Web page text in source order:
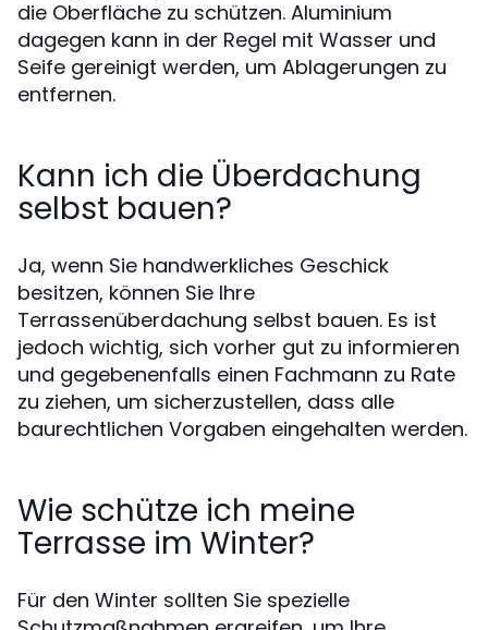
die Oberfläche zu schützen. Aluminium
dagegen kann in der Regel mit Wasser und
Seife gereinigt werden, um Ablagerungen zu
entfernen.
Kann ich die Überdachung
selbst bauen?
Ja, wenn Sie handwerkliches Geschick
besitzen, können Sie Ihre
Terrassenüberdachung selbst bauen. Es ist
jedoch wichtig, sich vorher gut zu informieren
und gegebenenfalls einen Fachmann zu Rate
zu ziehen, um sicherzustellen, dass alle
baurechtlichen Vorgaben eingehalten werden.
Wie schütze ich meine
Terrasse im Winter?
Für den Winter sollten Sie spezielle